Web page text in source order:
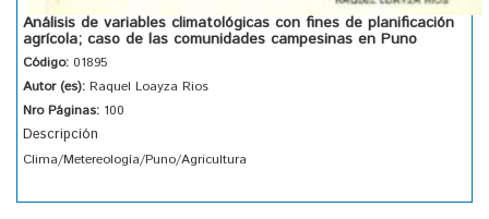
Análisis de variables climatológicas con fines de planificación
agrícola; caso de las comunidades campesinas en Puno
Código: 01895
Autor (es): Raquel Loayza Rios
Nro Páginas: 100
Descripción
Clima/Metereología/Puno/Agricultura